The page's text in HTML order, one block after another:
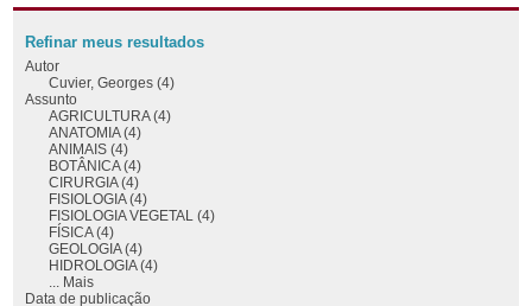
Refinar meus resultados
Autor
Cuvier, Georges (4)
Assunto
AGRICULTURA (4)
ANATOMIA (4)
ANIMAIS (4)
BOTÂNICA (4)
CIRURGIA (4)
FISIOLOGIA (4)
FISIOLOGIA VEGETAL (4)
FÍSICA (4)
GEOLOGIA (4)
HIDROLOGIA (4)
... Mais
Data de publicação